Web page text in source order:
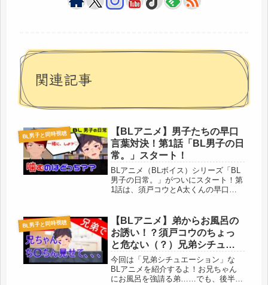
関連記事
BL男子と同時視聴
【BLアニメ】男子たちの早口
言葉対決！第1話「BL男子の日
常。」スタート！
BLアニメ（BLボイス）シリーズ「BL
男子の日常。」がついにスタート！第
1話は、須戸コウとA太くんの早口言
目してね。ボーイズラブな雰囲気漂う
二人の掛け合いは必見！
BL男子と同時視聴
【BLアニメ】弟からお風呂の
お誘い！？須戸コウのちょっ
と危ない（？）兄弟シチュエ
ーション
今回は「兄弟シチュエーション」な
BLアニメを紹介するよ！お兄ちゃん
にお風呂を強請る弟……でも、後半の